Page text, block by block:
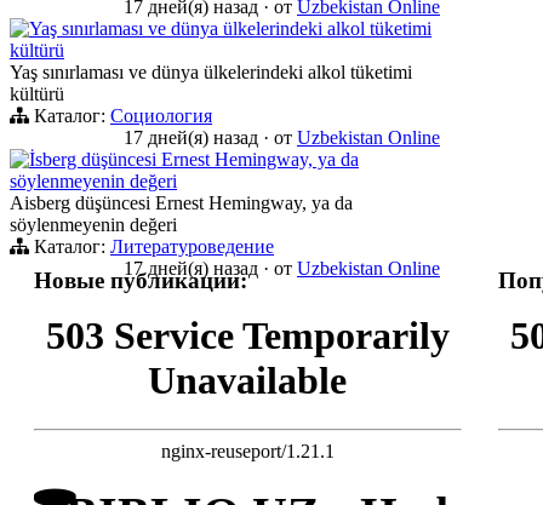
17 дней(я) назад · от Uzbekistan Online
Yaş sınırlaması ve dünya ülkelerindeki alkol tüketimi
kültürü
Yaş sınırlaması ve dünya ülkelerindeki alkol tüketimi
kültürü
Каталог: Социология
17 дней(я) назад · от Uzbekistan Online
İsberg düşüncesi Ernest Hemingway, ya da
söylenmeyenin değeri
Aisberg düşüncesi Ernest Hemingway, ya da
söylenmeyenin değeri
Каталог: Литературоведение
17 дней(я) назад · от Uzbekistan Online
Новые публикации:
503 Service Temporarily
Unavailable
nginx-reuseport/1.21.1